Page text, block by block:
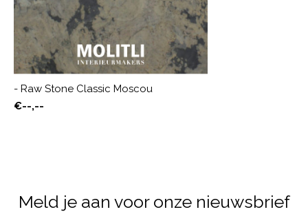
- Raw Stone Classic Moscou
€--,--
Meld je aan voor onze nieuwsbrief